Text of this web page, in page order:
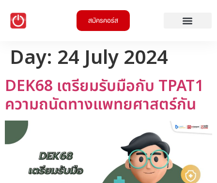
สมัครคอร์ส
Day: 24 July 2024
DEK68 เตรียมรับมือกับ TPAT1
ความถนัดทางแพทยศาสตร์กัน